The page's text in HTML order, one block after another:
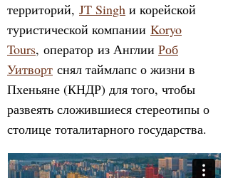
территорий, JT Singh и корейской
туристической компании Koryo
Tours, оператор из Англии Роб
Уитворт снял таймлапс о жизни в
Пхеньяне (КНДР) для того, чтобы
развеять сложившиеся стереотипы о
столице тоталитарного государства.